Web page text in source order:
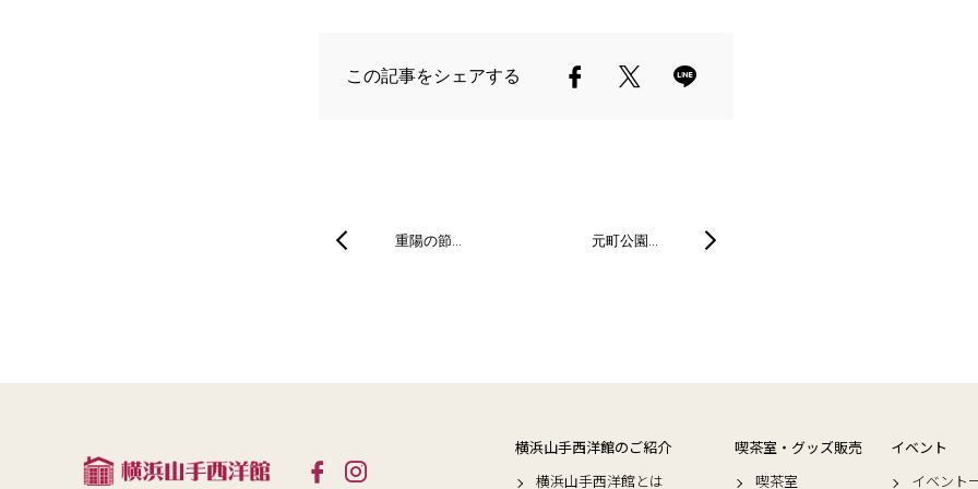
この記事をシェアする
重陽の節… 元町公園…
横浜山手西洋館のご紹介
横浜山手西洋館とは
喫茶室・グッズ販売
喫茶室
イベント
イベント